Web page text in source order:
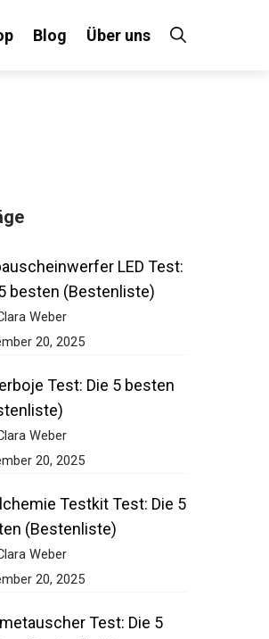
Blog Über uns
LED Test:
besten (Bestenliste)
Weber
20, 2025
Test: Die 5 besten
Weber
20, 2025
Testkit Test: Die 5
(Bestenliste)
Weber
20, 2025
Test: Die 5